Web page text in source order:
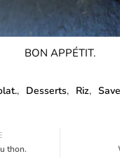
BON APPÉTIT.
Desserts Riz
thon.